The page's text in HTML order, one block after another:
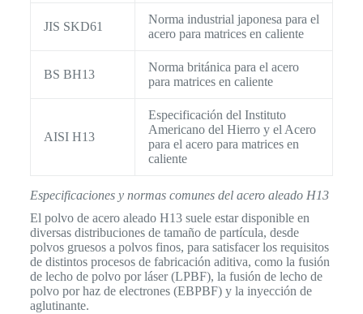
JIS SKD61
Norma industrial japonesa para el
acero para matrices en caliente
BS BH13
Norma británica para el acero
para matrices en caliente
AISI H13
Especificación del Instituto
Americano del Hierro y el Acero
para el acero para matrices en
caliente
Especificaciones y normas comunes del acero aleado H13
El polvo de acero aleado H13 suele estar disponible en
diversas distribuciones de tamaño de partícula, desde
polvos gruesos a polvos finos, para satisfacer los requisitos
de distintos procesos de fabricación aditiva, como la fusión
de lecho de polvo por láser (LPBF), la fusión de lecho de
polvo por haz de electrones (EBPBF) y la inyección de
aglutinante.